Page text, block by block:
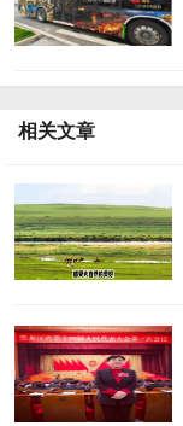
相关文章